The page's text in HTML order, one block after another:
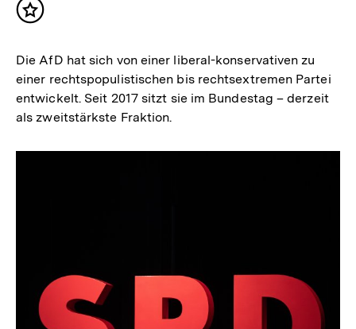
Inhalt
Die AfD hat sich von einer liberal-konservativen zu
einer rechtspopulistischen bis rechtsextremen Partei
entwickelt. Seit 2017 sitzt sie im Bundestag – derzeit
als zweitstärkste Fraktion.